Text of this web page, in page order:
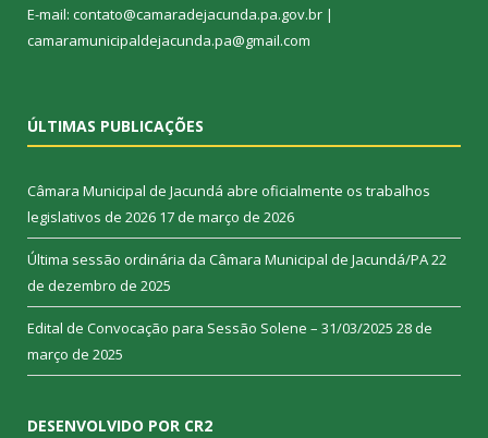
E-mail: contato@camaradejacunda.pa.gov.br |
camaramunicipaldejacunda.pa@gmail.com
ÚLTIMAS PUBLICAÇÕES
Câmara Municipal de Jacundá abre oficialmente os trabalhos
legislativos de 2026 17 de março de 2026
Última sessão ordinária da Câmara Municipal de Jacundá/PA22
de dezembro de 2025
Edital de Convocação para Sessão Solene – 31/03/2025 28 de
março de 2025
DESENVOLVIDO POR CR2